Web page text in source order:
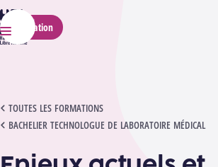
HELMo
Menu
Application
TOUTES LES FORMATIONS
BACHELIER TECHNOLOGUE DE LABORATOIRE MÉDICAL
ENJEUX ACTUELS ET COMMUNICATION ÉCRITE EN FRANÇAIS